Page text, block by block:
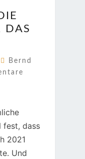
DAS
Bernd
fest, dass
2021
Und